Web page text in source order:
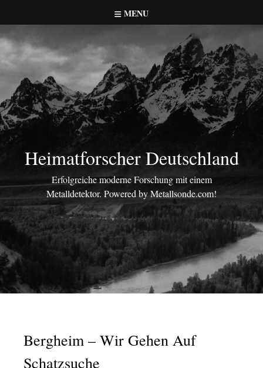
to
content
MENU
Heimatforscher Deutschland
Erfolgreiche moderne Forschung mit einem
Metalldetektor. Powered by Metallsonde.com!
Bergheim – Wir Gehen Auf
Schatzsuche